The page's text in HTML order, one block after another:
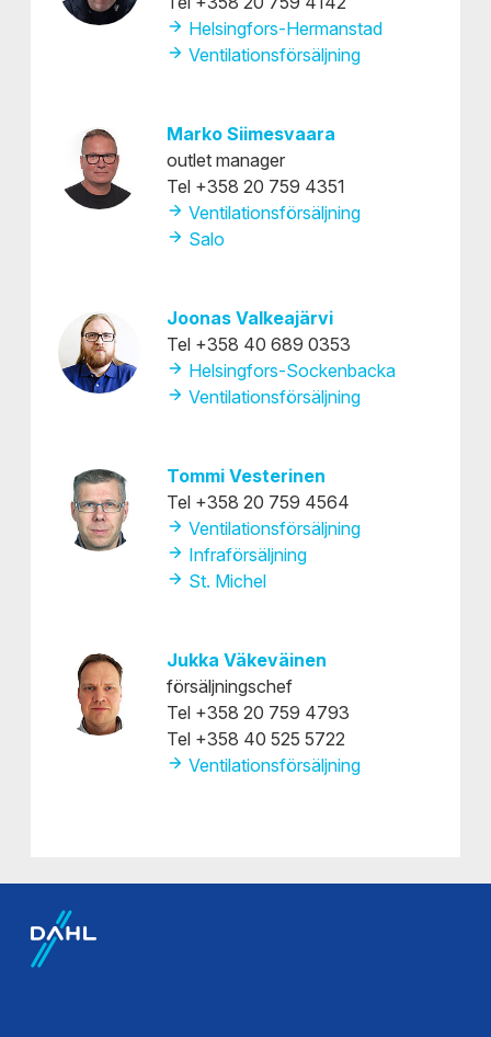
Helsingfors-Hermanstad
Ventilationsförsäljning
Marko Siimesvaara
outlet manager
Tel +358 20 759 4351
Ventilationsförsäljning
Salo
Joonas Valkeajärvi
Tel +358 40 689 0353
Helsingfors-Sockenbacka
Ventilationsförsäljning
Tommi Vesterinen
Tel +358 20 759 4564
Ventilationsförsäljning
Infraförsäljning
St. Michel
Jukka Väkeväinen
försäljningschef
Tel +358 20 759 4793
Tel +358 40 525 5722
Ventilationsförsäljning